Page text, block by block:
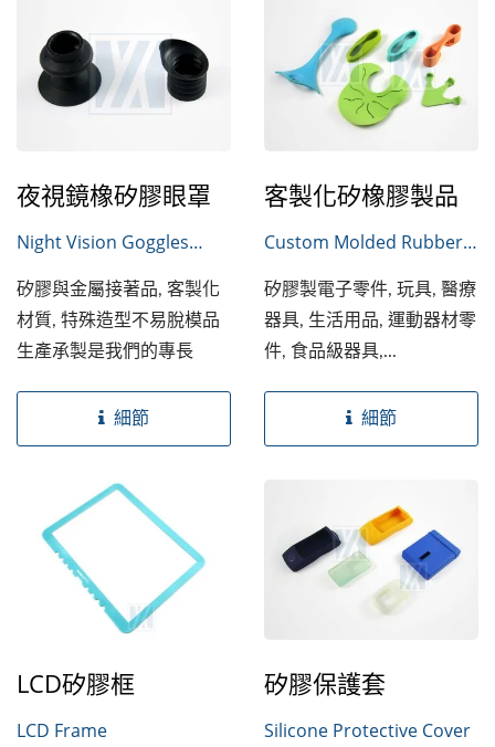
夜視鏡橡矽膠眼罩
Night Vision Goggles
矽膠與金屬接著品, 客製化
材質, 特殊造型不易脫模品
生產承製是我們的專長
細節
客製化矽橡膠製品
Custom Molded Rubber
矽膠製電子零件, 玩具, 醫療
器具, 生活用品, 運動器材零
件, 食品級器具,...
細節
LCD矽膠框
LCD Frame
矽膠保護套
Silicone Protective Cover